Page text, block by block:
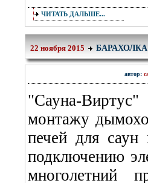
ЧИТАТЬ ДАЛЬШЕ...
22 ноября 2015 БАРАХОЛКА
автор:
"Сауна-
монтажу
печей для
подключению
многолетний